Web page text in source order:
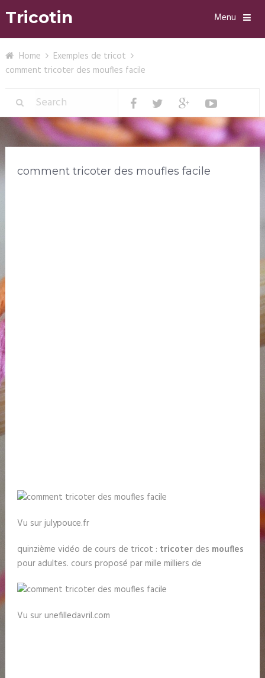
Tricotin Menu
Home
Exemples de tricot
comment tricoter des moufles facile
comment tricoter des moufles facile
Vu sur julypouce.fr
quinzième vidéo de cours de tricot : tricoterdes moufles
pour adultes. cours proposé par mille milliers de
Vu sur unefilledavril.com